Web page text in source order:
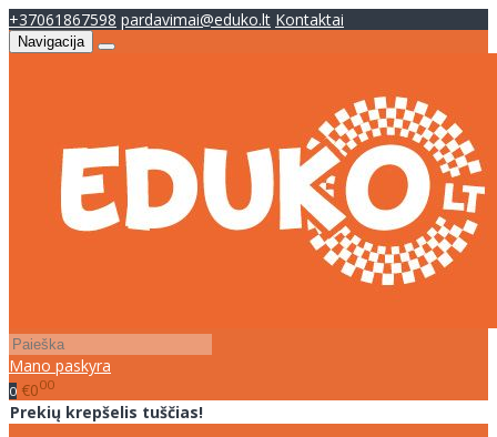
+37061867598 pardavimai@eduko.lt Kontaktai
Navigacija
Mano paskyra
0 €000
Prekių krepšelis tuščias!